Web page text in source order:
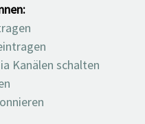
Kanälen schalten